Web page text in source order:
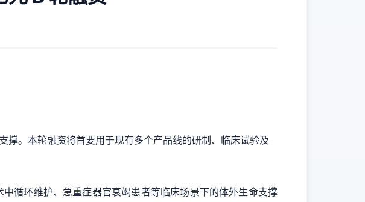
撑。本轮融资将首要用于现有多个产品线的研制、临床试验及
循环维护、急重症器官衰竭患者等临床场景下的体外生命支撑